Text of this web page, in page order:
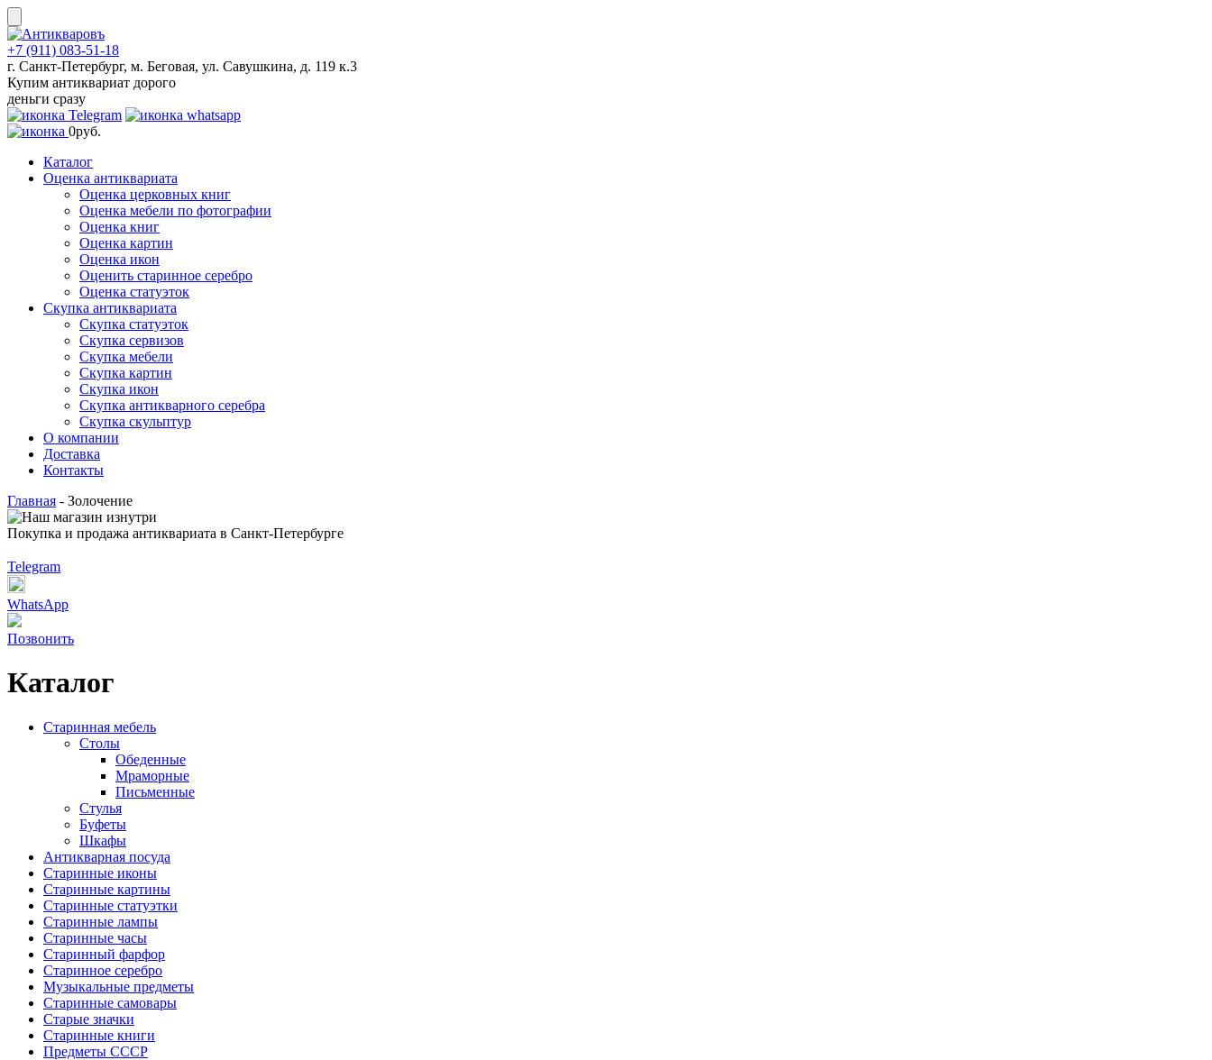
Skip
to
content
+7 (911) 083-51-18
г. Санкт-Петербург, м. Беговая, ул. Савушкина, д. 119 к.3
Купим антиквариат дорого
деньги сразу
0руб.
Каталог
Оценка антиквариата
Оценка церковных книг
Оценка мебели по фотографии
Оценка книг
Оценка картин
Оценка икон
Оценить старинное серебро
Оценка статуэток
Скупка антиквариата
Скупка статуэток
Скупка сервизов
Скупка мебели
Скупка картин
Скупка икон
Скупка антикварного серебра
Скупка скульптур
О компании
Доставка
Контакты
Главная - Золочение
Покупка и продажа антиквариата в Санкт-Петербурге
Telegram
WhatsApp
Позвонить
Каталог
Старинная мебель
Столы
Обеденные
Мраморные
Письменные
Стулья
Буфеты
Шкафы
Антикварная посуда
Старинные иконы
Старинные картины
Старинные статуэтки
Старинные лампы
Старинные часы
Старинный фарфор
Старинное серебро
Музыкальные предметы
Старинные самовары
Старые значки
Старинные книги
Предметы СССР